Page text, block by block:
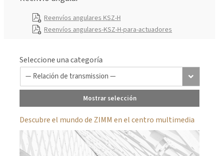
Reenvíos angulares KSZ-H
Reenvíos angulares-KSZ-H-para-actuadores
Seleccione una categoría
Mostrar selección
Descubre el mundo de ZIMM en el centro multimedia